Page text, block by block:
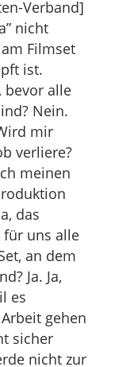
Verband]
nicht
Filmset
ist.
bevor alle
Nein.
mir
verliere?
meinen
das
für uns alle
an dem
Ja. Ja,
es
gehen
sicher
nicht zur